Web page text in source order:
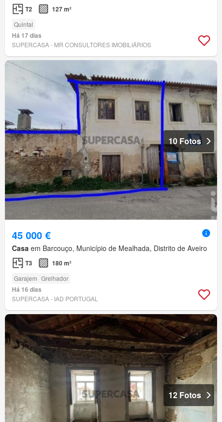
T2 127 m²
Quintal
Há 17 dias
SUPERCASA - MR CONSULTORES IMOBILIÁRIOS
10 Fotos
45 000 €
Casa em Barcouço, Município de Mealhada, Distrito de Aveiro
T3 180 m²
Garajem Grelhador
Há 16 dias
SUPERCASA - IAD PORTUGAL
12 Fotos